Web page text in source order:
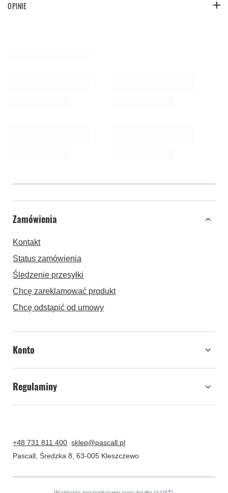
OPINIE
Zamówienia
Kontakt
Status zamówienia
Śledzenie przesyłki
Chcę zareklamować produkt
Chcę odstąpić od umowy
Konto
Regulaminy
+48 731 811 400 sklep@pascall.pl
Pascall ,Średzka 8 ,63-005 Kleszczewo